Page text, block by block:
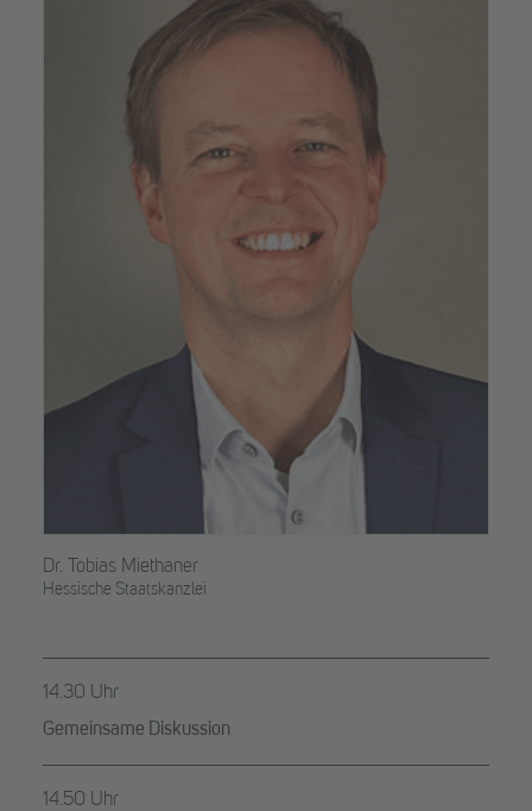
Dr. Tobias Miethaner
Hessische Staatskanzlei
14.30 Uhr
Gemeinsame Diskussion
14.50 Uhr